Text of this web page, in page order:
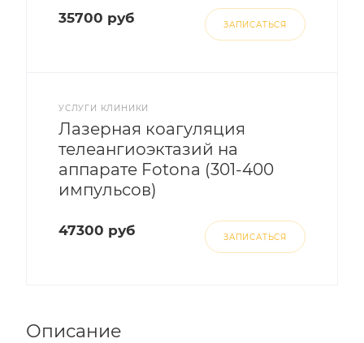
35700 руб ЗАПИСАТЬСЯ
УСЛУГИ КЛИНИКИ
Лазерная коагуляция
телеангиоэктазий на
аппарате Fotona (301-400
импульсов)
47300 руб ЗАПИСАТЬСЯ
Описание